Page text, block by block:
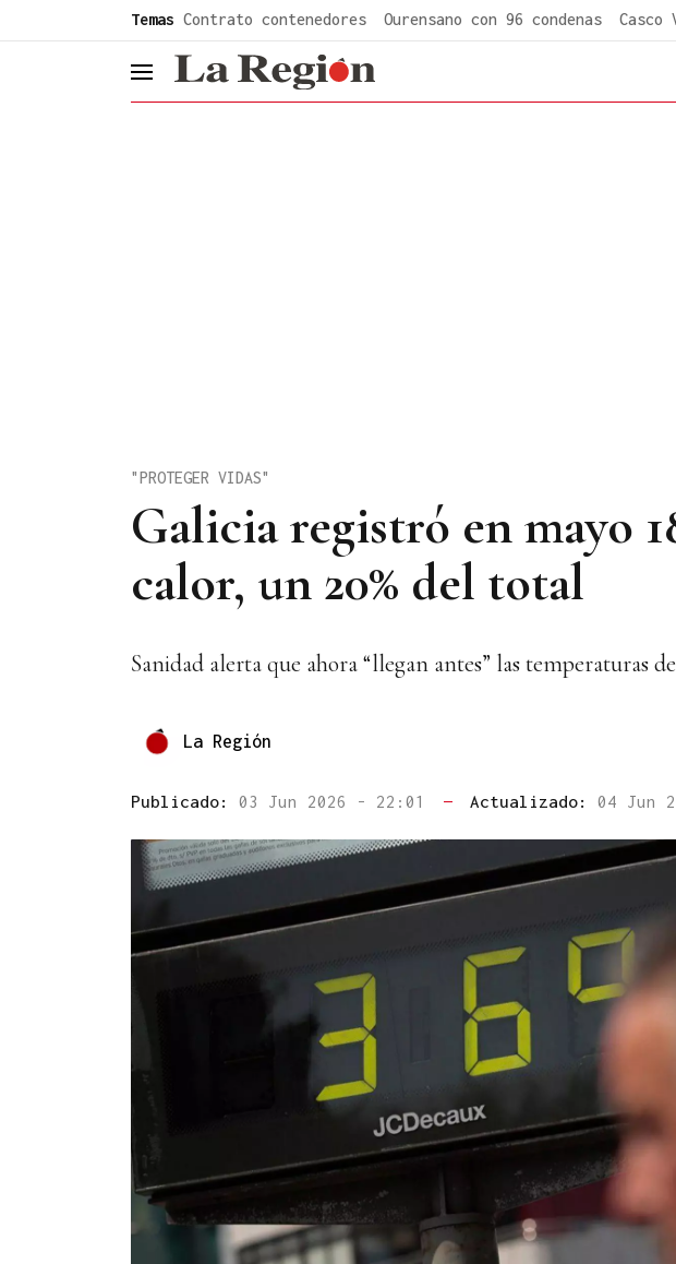
Temas Contrato contenedores Ourensano con 96 condenas Casco
header.menu.open
Galicia registró en mayo
calor, un 20% del total
"PROTEGER VIDAS"
Sanidad alerta que ahora “llegan antes” las temperaturas
La Región
Publicado: 03 Jun 2026 - 22:01 — Actualizado: 04 Jun